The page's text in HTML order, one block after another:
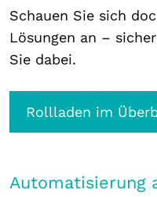
Schauen Sie sich
Lösungen an –
Sie dabei.
Rollladen im
Automatisierung